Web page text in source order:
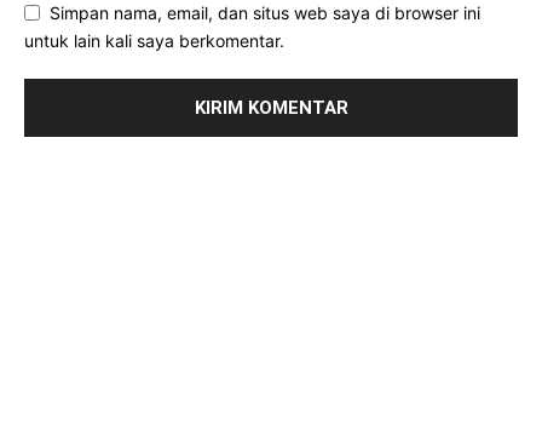
Simpan nama, email, dan situs web saya di browser ini
untuk lain kali saya berkomentar.